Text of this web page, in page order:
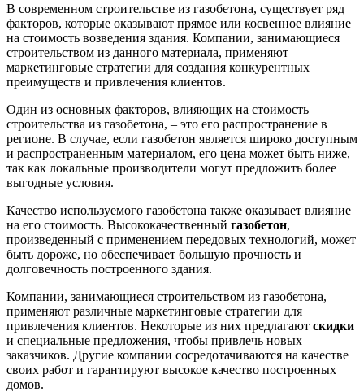
В современном строительстве из газобетона, существует ряд
факторов, которые оказывают прямое или косвенное влияние
на стоимость возведения здания. Компании, занимающиеся
строительством из данного материала, применяют
маркетинговые стратегии для создания конкурентных
преимуществ и привлечения клиентов.
Один из основных факторов, влияющих на стоимость
строительства из газобетона, – это его распространение в
регионе. В случае, если газобетон является широко доступным
и распространенным материалом, его цена может быть ниже,
так как локальные производители могут предложить более
выгодные условия.
Качество используемого газобетона также оказывает влияние
на его стоимость. Высококачественный газобетон,
произведенный с применением передовых технологий, может
быть дороже, но обеспечивает большую прочность и
долговечность построенного здания.
Компании, занимающиеся строительством из газобетона,
применяют различные маркетинговые стратегии для
привлечения клиентов. Некоторые из них предлагают скидки
и специальные предложения, чтобы привлечь новых
заказчиков. Другие компании сосредотачиваются на качестве
своих работ и гарантируют высокое качество построенных
домов.